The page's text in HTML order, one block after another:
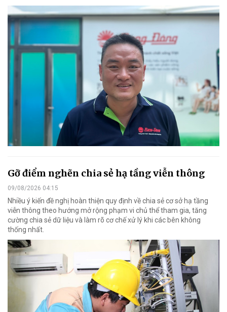
Gỡ điểm nghẽn chia sẻ hạ tầng viễn thông
09/08/2026 04:15
Nhiều ý kiến đề nghị hoàn thiện quy định về chia sẻ cơ sở hạ tầng
viễn thông theo hướng mở rộng phạm vi chủ thể tham gia, tăng
cường chia sẻ dữ liệu và làm rõ cơ chế xử lý khi các bên không
thống nhất.